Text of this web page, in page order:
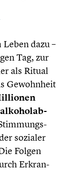
dazu –
Tag, zur
als Ritual
Gewohn­heit
alkohol­ab­
sozialer
Folgen
Erkran­